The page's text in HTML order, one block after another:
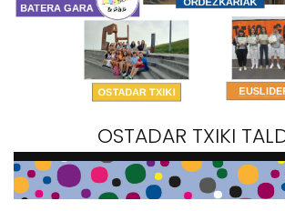
OSTADAR TXIKI